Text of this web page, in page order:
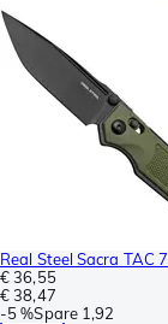
Real Steel Sacra TAC
€ 36,55
€ 38,47
-5 %Spare 1,92